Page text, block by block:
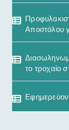
Αποστόλου
το τροχαίο